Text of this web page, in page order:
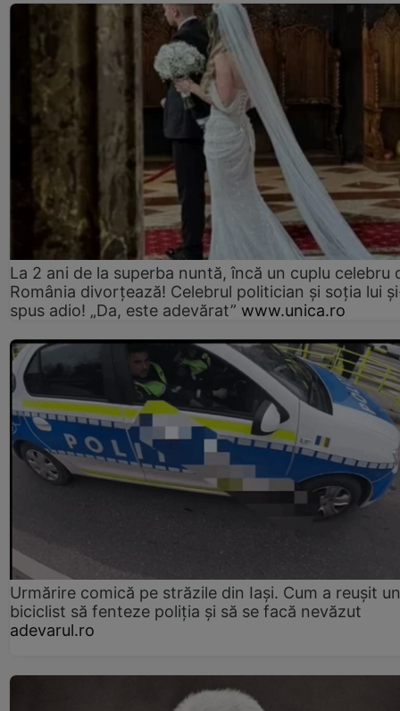
La 2 ani de la superba nuntă, încă un cuplu celebru
România divorțează! Celebrul politician și soția lui
spus adio! „Da, este adevărat” www.unica.ro
Urmărire comică pe străzile din Iași. Cum a reușit un
biciclist să fenteze poliția și să se facă nevăzut
adevarul.ro